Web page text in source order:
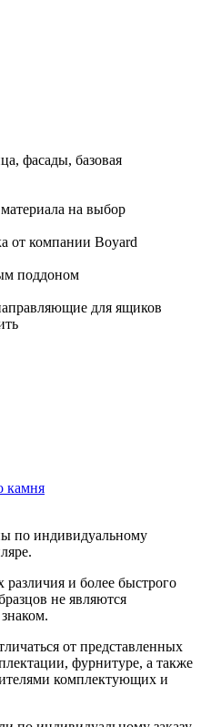
фасады, базовая
на выбор
от компании Boyard
поддоном
для ящиков
камня
по индивидуальному
и более быстрого
не являются
от представленных
фурнитуре, а также
комплектующих и